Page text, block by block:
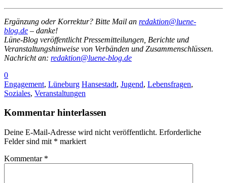
Ergänzung oder Korrektur? Bitte Mail an redaktion@luene-
blog.de – danke!
Lüne-Blog veröffentlicht Pressemitteilungen, Berichte und
Veranstaltungshinweise von Verbänden und Zusammenschlüssen.
Nachricht an: redaktion@luene-blog.de
0
Engagement, Lüneburg Hansestadt, Jugend, Lebensfragen,
Soziales, Veranstaltungen
Kommentar hinterlassen
Deine E-Mail-Adresse wird nicht veröffentlicht. Erforderliche
Felder sind mit * markiert
Kommentar *